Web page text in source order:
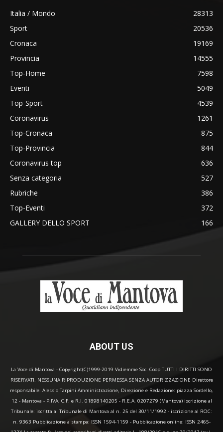
Italia / Mondo
28313
Sport
20536
Cronaca
19169
Provincia
14555
Top-Home
7598
Eventi
5049
Top-Sport
4539
Coronavirus
1261
Top-Cronaca
875
Top-Provincia
844
Coronavirus top
636
Senza categoria
527
Rubriche
386
Top-Eventi
372
GALLERY DELLO SPORT
166
ABOUT US
La Voce di Mantova - Copyright(C)1999-2019 Vidiemme Soc. Coop TUTTI I DIRITTI SONO
RISERVATI. NESSUNA RIPRODUZIONE PERMESSA SENZA AUTORIZZAZIONE Direttore
responsabile: Alessio Tarpini Amministrazione, Direzione e Redazione: piazza Sordello,
12 - Mantova - P.IVA, C.F. e R.I. 01898140205 - R.E.A. 0207279 (Mantova) iscrizione al
Tribunale: iscritta al Tribunale di Mantova al n. 25 del 30/11/1992 - iscrizione al ROC:
n. 9363 Pubblicazione a stampa: ISSN 1594-1159 - Pubblicazione online: ISSN 2465-